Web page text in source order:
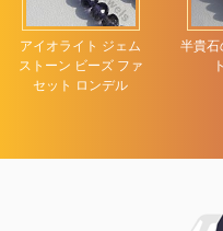
アイオライト ジェム
ストーン ビーズ ファ
セット ロンデル
半貴石